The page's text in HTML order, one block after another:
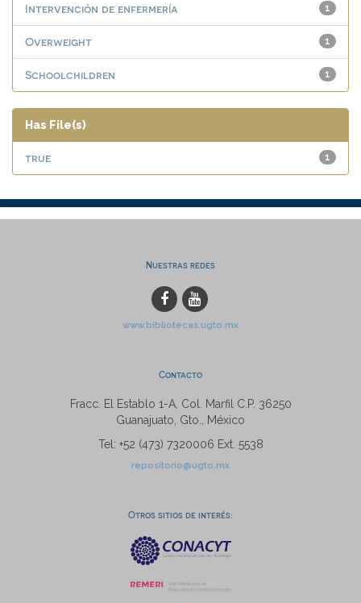
1
Intervención de enfermería
1
Overweight
1
Schoolchildren
Has File(s)
1
true
Nuestras redes
www.bibliotecas.ugto.mx
Contacto
Fracc. El Establo 1-A, Col. Marfil C.P. 36250
Guanajuato, Gto., México
Tel: +52 (473) 7320006 Ext. 5538
repositorio@ugto.mx
Otros sitios de interés: